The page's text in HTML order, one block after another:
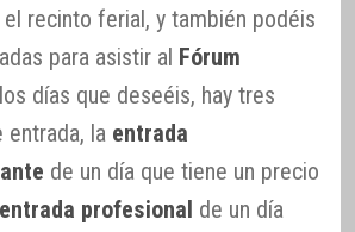
recinto ferial, y también podéis
para asistir al Fórum
los días que deseéis, hay tres
entrada, la entrada
de un día que tiene un precio
entrada profesional de un día